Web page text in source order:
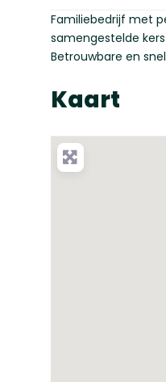
Familiebedrijf met
samengestelde
Betrouwbare en
Kaart